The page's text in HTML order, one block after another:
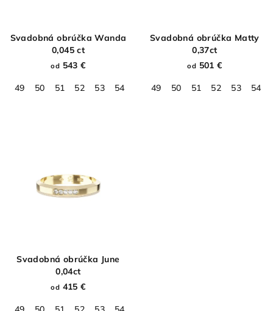
Svadobná obrúčka Wanda
0,045 ct
od 543 €
49 50 51 52 53 54 56 57 58 59 60 61
Svadobná obrúčka Matty
0,37ct
od 501 €
49 50 51 52 53 54
Svadobná obrúčka June
0,04ct
od 415 €